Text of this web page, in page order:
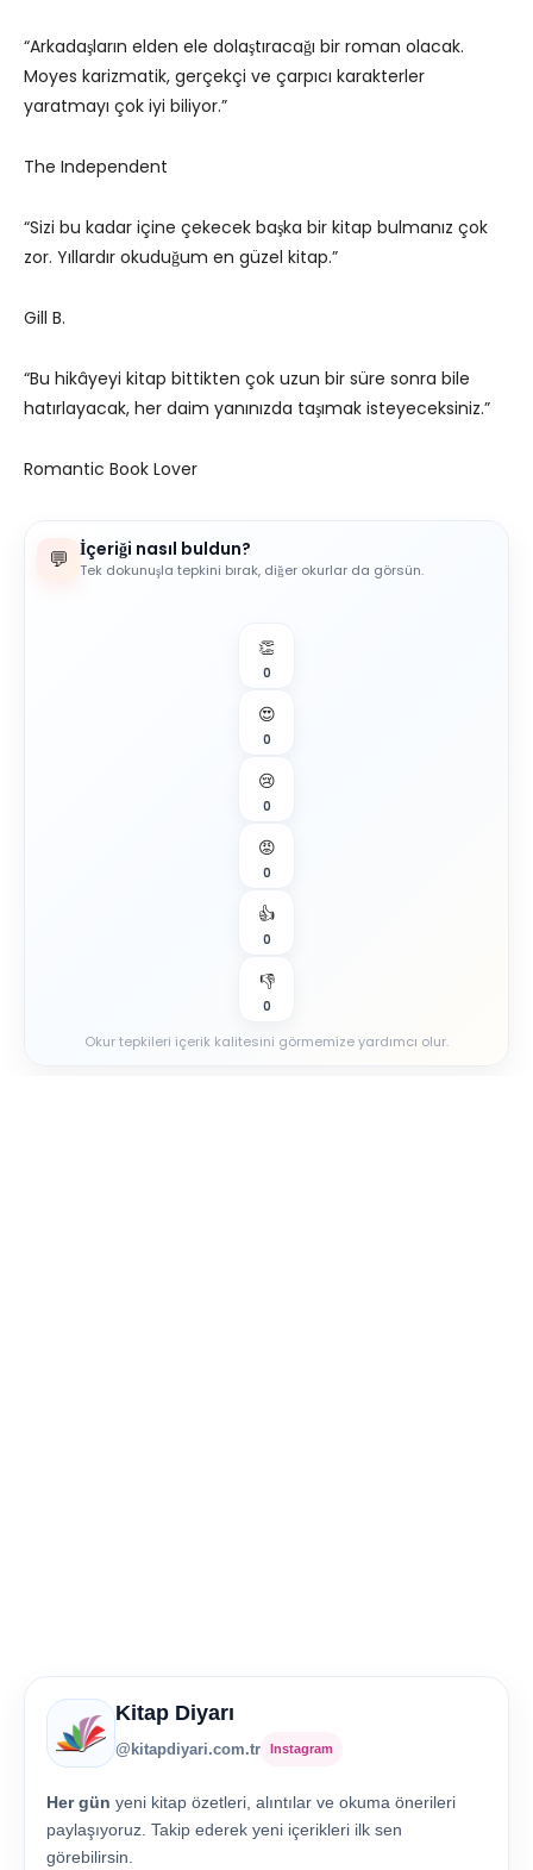
“Arkadaşların elden ele dolaştıracağı bir roman olacak.
Moyes karizmatik, gerçekçi ve çarpıcı karakterler
yaratmayı çok iyi biliyor.”
The Independent
“Sizi bu kadar içine çekecek başka bir kitap bulmanız çok
zor. Yıllardır okuduğum en güzel kitap.”
Gill B.
“Bu hikâyeyi kitap bittikten çok uzun bir süre sonra bile
hatırlayacak, her daim yanınızda taşımak isteyeceksiniz.”
Romantic Book Lover
💬 İçeriği nasıl buldun?
Tek dokunuşla tepkini bırak, diğer okurlar da görsün.
👏
0
😍
0
😢
0
😡
0
👍
0
👎
0
Okur tepkileri içerik kalitesini görmemize yardımcı olur.
Kitap Diyarı
@kitapdiyari.com.tr Instagram
Her gün yeni kitap özetleri, alıntılar ve okuma önerileri
paylaşıyoruz. Takip ederek yeni içerikleri ilk sen
görebilirsin.